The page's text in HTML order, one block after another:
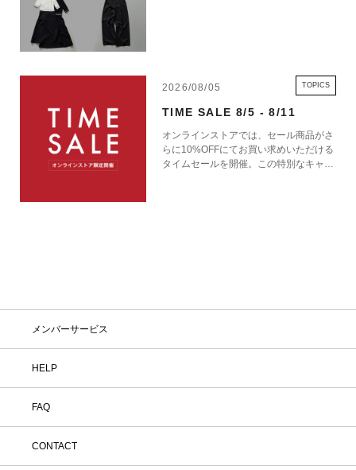
2026/08/05 TOPICS
TIME SALE 8/5 - 8/11
オンラインストアでは、セール商品がさ
らに10%OFFにてお買い求めいただける
タイムセールを開催。この特別なキャン
メンバーサービス
HELP
FAQ
CONTACT